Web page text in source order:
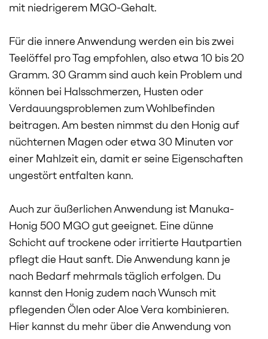
mit niedrigerem MGO-Gehalt.
Für die innere Anwendung werden ein bis zwei
Teelöffel pro Tag empfohlen, also etwa 10 bis 20
Gramm. 30 Gramm sind auch kein Problem und
können bei Halsschmerzen, Husten oder
Verdauungsproblemen zum Wohlbefinden
beitragen. Am besten nimmst du den Honig auf
nüchternen Magen oder etwa 30 Minuten vor
einer Mahlzeit ein, damit er seine Eigenschaften
ungestört entfalten kann.
Auch zur äußerlichen Anwendung ist Manuka-
Honig 500 MGO gut geeignet. Eine dünne
Schicht auf trockene oder irritierte Hautpartien
pflegt die Haut sanft. Die Anwendung kann je
nach Bedarf mehrmals täglich erfolgen. Du
kannst den Honig zudem nach Wunsch mit
pflegenden Ölen oder Aloe Vera kombinieren.
Hier kannst du mehr über dieAnwendung von